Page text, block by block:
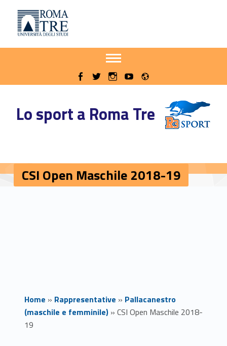
CSI Open Maschile 2018-19 - Sito delle iniziative sportive di Roma Tre
Lo sport a Roma Tre
Apri il menu secondario
WebMan on Facebook
WebMan on TwitterWebMan on Instagram
WebMan on Youtube
CSI Open Maschile 2018-19
Home » Rappresentative » Pallacanestro
(maschile e femminile)» CSI Open Maschile 2018-
19